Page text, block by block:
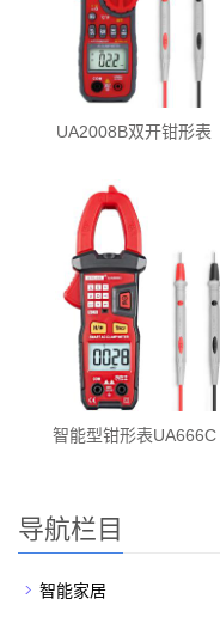
UA2008B双开钳形表
智能型钳形表UA666C
导航栏目
智能家居